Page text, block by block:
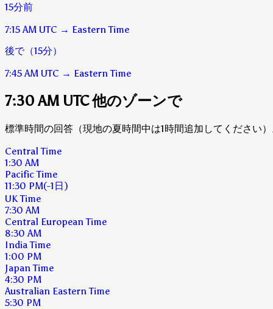
15分前
7:15 AM UTC → Eastern Time
後で（15分）
7:45 AM UTC → Eastern Time
7:30 AM UTC 他のゾーンで
標準時間の回答（現地の夏時間中は1時間追加してください
Central Time
1:30 AM
Pacific Time
11:30 PM(-1日)
UK Time
7:30 AM
Central European Time
8:30 AM
India Time
1:00 PM
Japan Time
4:30 PM
Australian Eastern Time
5:30 PM